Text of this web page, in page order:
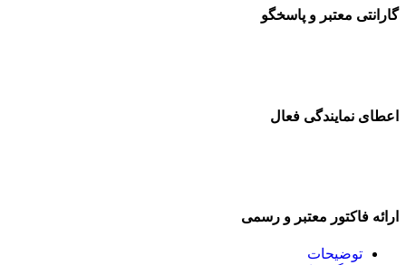
معتبر و پاسخگو
نمایندگی فعال
فاکتور معتبر و رسمی
توضیحات